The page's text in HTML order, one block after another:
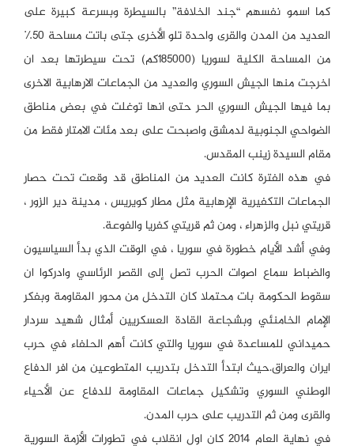
كما اسمو نفسهم “جند الخلافة” بالسيطرة وبسرعة كبيرة على
العديد من المدن والقرى واحدة تلو الأخرى جتى باتت مساحة ٥٠٪
من المساحة الكلية لسوريا (١٨٥٠٠٠كم) تحت سيطرتها بعد ان
اخرجت منها الجيش السوري والعديد من الجماعات الارهابية الاخرى
بما فيها الجيش السوري الحر حتى انها توغلت في بعض مناطق
الضواحي الجنوبية لدمشق واصبحت على بعد مئات الامتار فقط من
مقام السيدة زينب المقدس.
في هذه الفترة كانت العديد من المناطق قد وقعت تحت حصار
الجماعات التكفيرية الإرهابية مثل مطار كويريس ، مدينة دير الزور ،
قريتي نبل والزهراء ، ومن ثم قريتي كفريا والفوعة.
وفي أشد الأيام خطورة في سوريا ، في الوقت الذي بدأ السياسيون
والضباط سماع اصوات الحرب تصل إلى القصر الرئاسي وادركوا ان
سقوط الحكومة بات محتملا كان التدخل من محور المقاومة وبفكر
الإمام الخامنئي وبشجاعة القادة العسكريين أمثال شهيد سردار
حميداني للمساعدة في سوريا والتي كانت أهم الحلفاء في حرب
ايران والعراق.حيث ابتدأ التدخل بتدريب المتطوعين من افر الدفاع
الوطني السوري وتشكيل جماعات المقاومة للدفاع عن الأحياء
والقرى ومن ثم التدريب على حرب المدن.
في نهاية العام ٢٠١٤ كان اول انقلاب في تطورات الأزمة السورية